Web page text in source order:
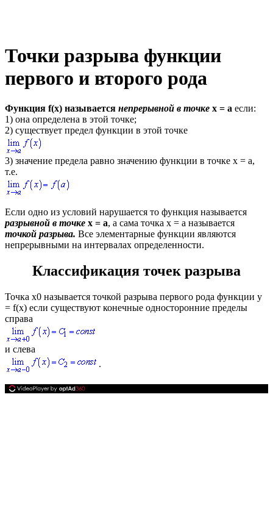
Точки разрыва функции
первого и второго рода
Функция f(x) называется непрерывной в точке х = а если:
1) она определена в этой точке;
2) существует предел функции в этой точке
3) значение предела равно значению функции в точке х = а,
т.е.
Если одно из условий нарушается то функция называется
разрывной в точке х = а, а сама точка х = а называется
точкой разрыва. Все элементарные функции являются
непрерывными на интервалах определенности.
Классификация точек разрыва
Точка х0 называется точкой разрыва первого рода функции у
= f(x) если существуют конечные односторонние пределы
справа
и слева